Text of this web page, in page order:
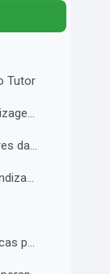
Tutor
Vídeo: currículo, aprendizagem e docência para EAD
Competências dos atores da educação a distância professor, tutor e aluno
Auto-avaliação da aprendizagem
Vídeo: métodos e técnicas para EAD